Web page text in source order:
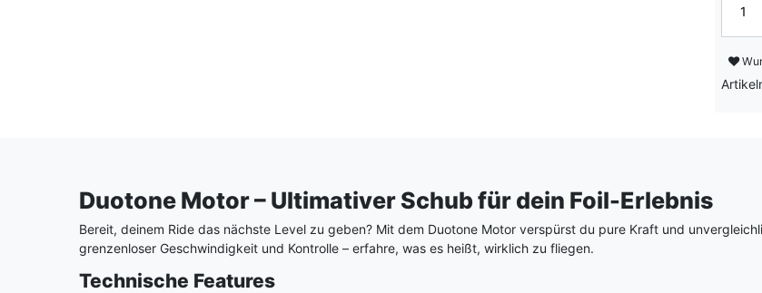
Duotone Motor – Ultimativer Schub für dein Foil-Erlebnis
Bereit, deinem Ride das nächste Level zu geben? Mit dem Duotone Motor verspürst du pure Kraft und
grenzenloser Geschwindigkeit und Kontrolle – erfahre, was es heißt, wirklich zu fliegen.
Technische Features